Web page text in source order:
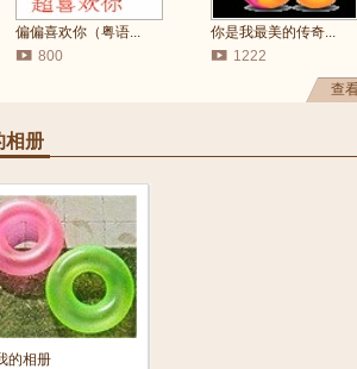
偏偏喜欢你（粤语...
800
你是我最美的传奇...
1222
查
相册
的相册